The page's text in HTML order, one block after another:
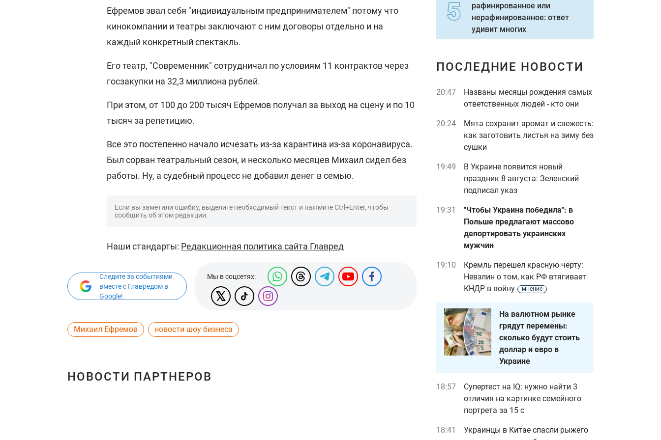
Ефремов звал себя "индивидуальным предпринимателем" потому что
кинокомпании и театры заключают с ним договоры отдельно и на
каждый конкретный спектакль.
Его театр, "Современник" сотрудничал по условиям 11 контрактов через
госзакупки на 32,3 миллиона рублей.
При этом, от 100 до 200 тысяч Ефремов получал за выход на сцену и по 10
тысяч за репетицию.
Все это постепенно начало исчезать из-за карантина из-за коронавируса.
Был сорван театральный сезон, и несколько месяцев Михаил сидел без
работы. Ну, а судебный процесс не добавил денег в семью.
Если вы заметили ошибку, выделите необходимый текст и нажмите Ctrl+Enter, чтобы
сообщить об этом редакции.
Наши стандарты: Редакционная политика сайта Главред
Следите за событиями
вместе с Главредом в
Google!
Мы в соцсетях:
Михаил Ефремов новости шоу бизнеса
НОВОСТИ ПАРТНЕРОВ
рафинированное или
нерафинированное: ответ
удивит многих
ПОСЛЕДНИЕ НОВОСТИ
20:47
Названы месяцы рождения самых
ответственных людей - кто они
20:24
Мята сохранит аромат и свежесть:
как заготовить листья на зиму без
сушки
19:49
В Украине появится новый
праздник 8 августа: Зеленский
подписал указ
19:31
"Чтобы Украина победила": в
Польше предлагают массово
депортировать украинских
мужчин
19:10
Кремль перешел красную черту:
Невзлин о том, как РФ втягивает
КНДР в войну
мнение
На валютном рынке
грядут перемены:
сколько будут стоить
доллар и евро в
Украине
18:57
Супертест на IQ: нужно найти 3
отличия на картинке семейного
портрета за 15 с
18:41
Украинцы в Китае спасли рыжего